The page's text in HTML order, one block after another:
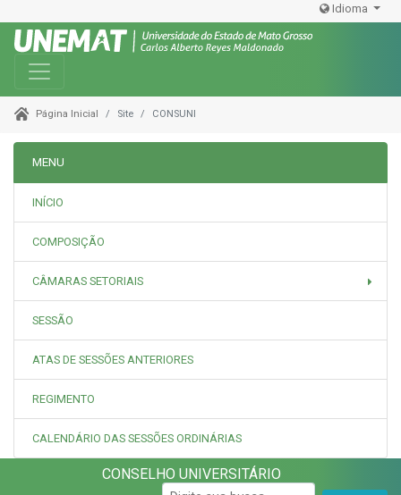
Idioma
Toggle navigation
Página Inicial Site CONSUNI
MENU
INÍCIO
COMPOSIÇÃO
CÂMARAS SETORIAIS
SESSÃO
ATAS DE SESSÕES ANTERIORES
REGIMENTO
CALENDÁRIO DAS SESSÕES ORDINÁRIAS
CONSELHO UNIVERSITÁRIO